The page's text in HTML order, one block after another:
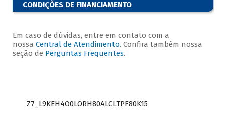
CONDIÇÕES DE FINANCIAMENTO
Em caso de dúvidas, entre em contato com a
nossa Central de Atendimento. Confira também nossa
seção de Perguntas Frequentes.
Z7_L9KEH4O0LORH80ALCLTPF80K15